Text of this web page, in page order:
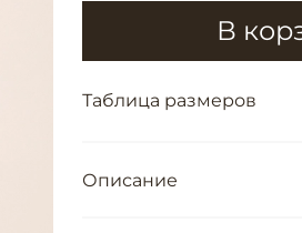
В
Таблица размеров
Описание